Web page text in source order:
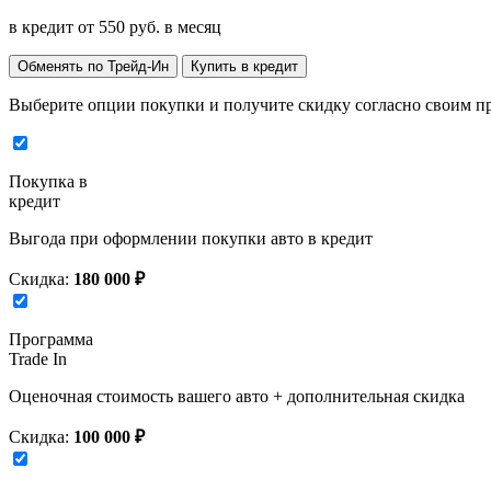
в кредит от 550 руб. в месяц
Обменять по Трейд-Ин Купить в кредит
Выберите опции покупки и получите скидку согласно своим
Покупка в
кредит
Выгода при оформлении покупки авто в кредит
Скидка: 180 000 ₽
Программа
Trade In
Оценочная стоимость вашего авто + дополнительная скидка
Скидка: 100 000 ₽